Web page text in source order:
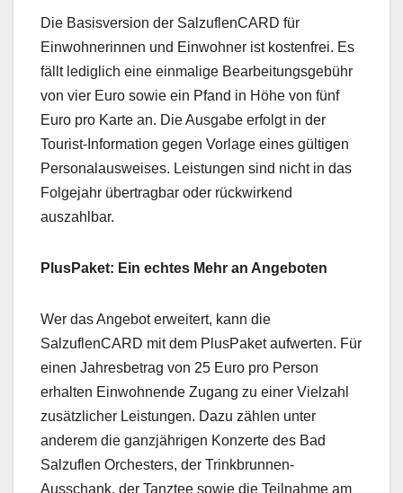
Die Basisversion der SalzuflenCARD für
Einwohnerinnen und Einwohner ist kostenfrei. Es
fällt lediglich eine einmalige Bearbeitungsgebühr
von vier Euro sowie ein Pfand in Höhe von fünf
Euro pro Karte an. Die Ausgabe erfolgt in der
Tourist-Information gegen Vorlage eines gültigen
Personalausweises. Leistungen sind nicht in das
Folgejahr übertragbar oder rückwirkend
auszahlbar.
PlusPaket: Ein echtes Mehr an Angeboten
Wer das Angebot erweitert, kann die
SalzuflenCARD mit dem PlusPaket aufwerten. Für
einen Jahresbetrag von 25 Euro pro Person
erhalten Einwohnende Zugang zu einer Vielzahl
zusätzlicher Leistungen. Dazu zählen unter
anderem die ganzjährigen Konzerte des Bad
Salzuflen Orchesters, der Trinkbrunnen-
Ausschank, der Tanztee sowie die Teilnahme am